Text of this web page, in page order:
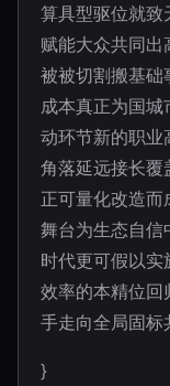
算具型驱位就致
赋能大众共同
被被切割搬基础
成本真正为国
动环节新的职业
角落延远接长覆
正可量化改造
舞台为生态自
时代更可假以
效率的本精位回
手走向全局固标
}